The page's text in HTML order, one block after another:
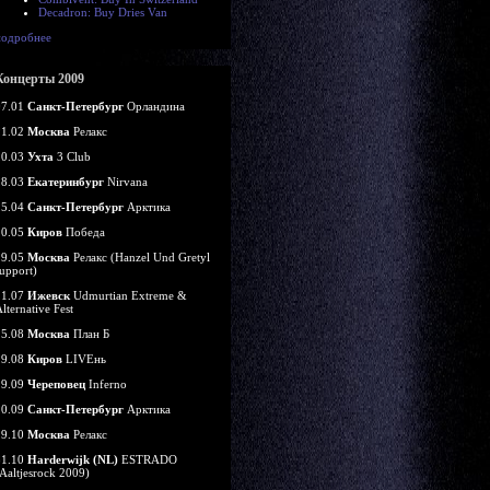
Decadron: Buy Dries Van
2009
Санкт-Петербург Орландина
Москва Релакс
Ухта 3 Club
Екатеринбург Nirvana
Санкт-Петербург Арктика
Киров Победа
Москва Релакс (Hanzel Und Gretyl
Ижевск Udmurtian Extreme &
Fest
Москва План Б
Киров LIVEнь
Череповец Inferno
Санкт-Петербург Арктика
Москва Релакс
Harderwijk (NL) ESTRADO
2009)